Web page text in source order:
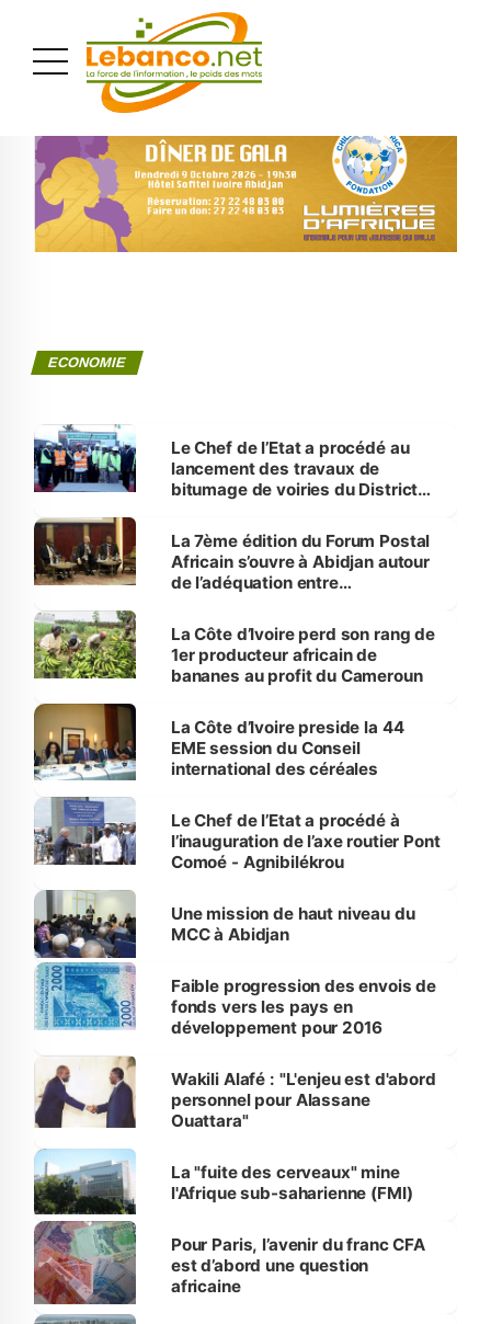
ECONOMIE
Le Chef de l’Etat a procédé au
lancement des travaux de
bitumage de voiries du District
La 7ème édition du Forum Postal
Africain s’ouvre à Abidjan autour
de l’adéquation entre
service au citoyen
La Côte d’Ivoire perd son rang de
1er producteur africain de
bananes au profit du Cameroun
La Côte d’Ivoire preside la 44
EME session du Conseil
international des céréales
Le Chef de l’Etat a procédé à
l’inauguration de l’axe routier Pont
Comoé - Agnibilékrou
Une mission de haut niveau du
MCC à Abidjan
Faible progression des envois de
fonds vers les pays en
développement pour 2016
Wakili Alafé : "L'enjeu est d'abord
personnel pour Alassane
Ouattara"
La "fuite des cerveaux" mine
l'Afrique sub-saharienne (FMI)
Pour Paris, l’avenir du franc CFA
est d’abord une question
africaine